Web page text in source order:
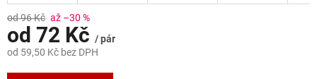
od 96 Kč až –30 %
od 72 Kč / pár
od 59,50 Kč bez DPH
Měrná